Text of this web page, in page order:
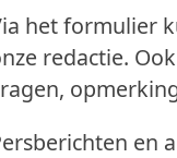
het formulier
redactie.
en